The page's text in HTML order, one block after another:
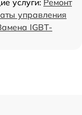
услуги: Ремонт
управления
IGBT-